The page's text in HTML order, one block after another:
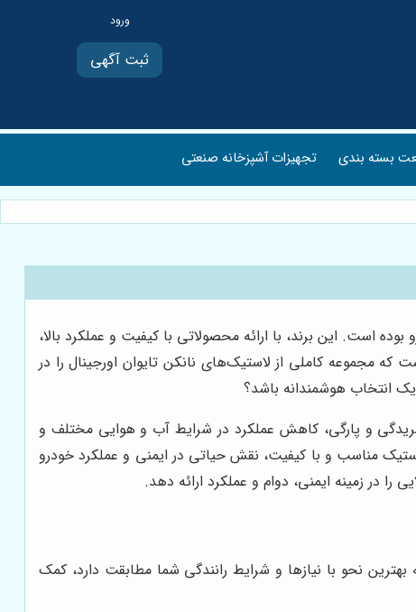
ثبت آگهی
بسته بندی تجهیزات آشپزخانه صنعتی
است. این برند، با ارائه محصولاتی با کیفیت و عملکرد بالا،
که مجموعه کاملی از لاستیک‌های نانکن تایوان اورجینال را در
یک انتخاب هوشمندانه باشد؟
و پارگی، کاهش عملکرد در شرایط آب و هوایی مختلف و
مناسب و با کیفیت، نقش حیاتی در ایمنی و عملکرد خودرو
را در زمینه ایمنی، دوام و عملکرد ارائه دهد.
نحو با نیازها و شرایط رانندگی شما مطابقت دارد، کمک